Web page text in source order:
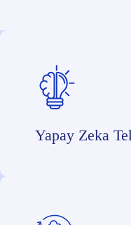
Yapay Zeka